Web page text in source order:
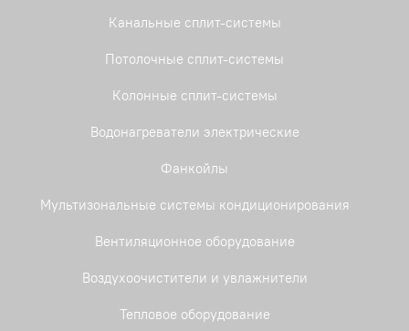
Канальные сплит-системы
Потолочные сплит-системы
Колонные сплит-системы
Водонагреватели электрические
Фанкойлы
Мультизональные системы кондиционирования
Вентиляционное оборудование
Воздухоочистители и увлажнители
Тепловое оборудование